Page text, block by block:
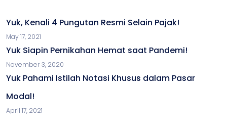
Yuk, Kenali 4 Pungutan Resmi Selain Pajak!
May 17, 2021
Yuk Siapin Pernikahan Hemat saat Pandemi!
November 3, 2020
Yuk Pahami Istilah Notasi Khusus dalam Pasar
Modal!
April 17, 2021